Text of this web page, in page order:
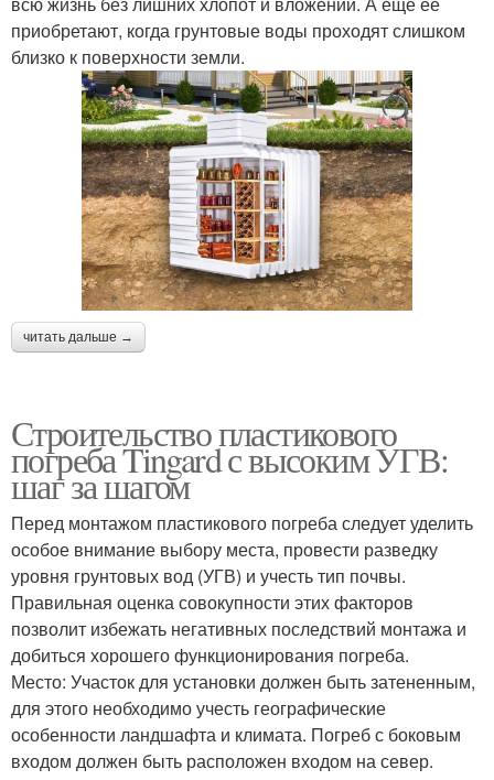
приобретают, когда грунтовые воды проходят слишком
близко к поверхности земли.
читать дальше →
Строительство пластикового
погреба Tingard с высоким УГВ:
шаг за шагом
Перед монтажом пластикового погреба следует уделить
особое внимание выбору места, провести разведку
уровня грунтовых вод (УГВ) и учесть тип почвы.
Правильная оценка совокупности этих факторов
позволит избежать негативных последствий монтажа и
добиться хорошего функционирования погреба.
Место: Участок для установки должен быть затененным,
для этого необходимо учесть географические
особенности ландшафта и климата. Погреб с боковым
входом должен быть расположен входом на север.